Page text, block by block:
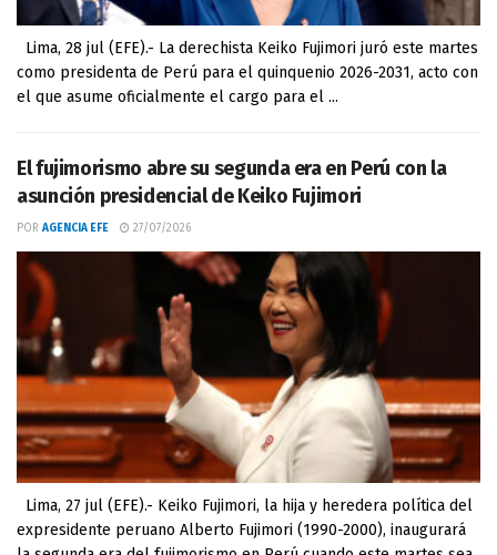
Lima, 28 jul (EFE).- La derechista Keiko Fujimori juró este martes
como presidenta de Perú para el quinquenio 2026-2031, acto con
el que asume oficialmente el cargo para el ...
El fujimorismo abre su segunda era en Perú con la
asunción presidencial de Keiko Fujimori
POR AGENCIA EFE 27/07/2026
Lima, 27 jul (EFE).- Keiko Fujimori, la hija y heredera política del
expresidente peruano Alberto Fujimori (1990-2000), inaugurará